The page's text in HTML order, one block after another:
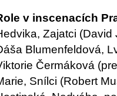
v inscenacích
Zajatci (David
Blumenfeldová,
Čermáková
Snílci (Robert